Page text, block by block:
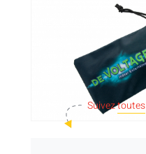
Suiveztoutes